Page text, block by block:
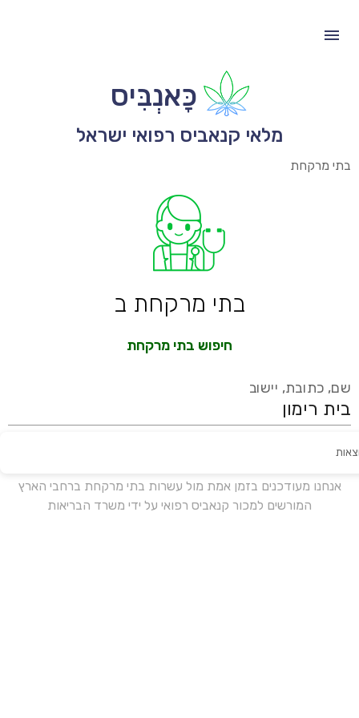
כָּאנְבִּיס
מלאי קנאביס רפואי ישראל
בתי מרקחת
בתי מרקחת ב
חיפוש בתי מרקחת
שם, כתובת, יישוב
אנחנו מעודכנים בזמן אמת מול עשרות בתי מרקחת ברחבי הארץ
המורשים למכור קנאביס רפואי על ידי משרד הבריאות